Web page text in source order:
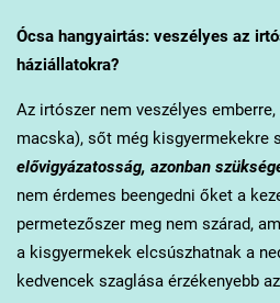
Ócsahangyairtás: veszélyes az
háziállatokra?
Az irtószer nem veszélyes
macska), sőt még kisgyermekekre
elővigyázatosság, azonban
nem érdemes beengedni őket a
permetezőszer meg nem szárad,
a kisgyermekek elcsúszhatnak a
kedvencek szaglása érzékenyebb